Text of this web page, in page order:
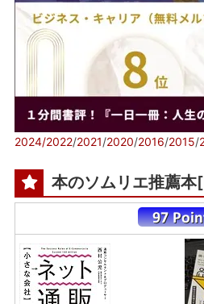
2024/2022/2021/2020/2016/2015/
本のソムリエ推薦本